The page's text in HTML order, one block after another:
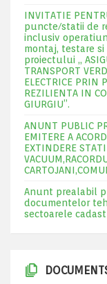
INVITATIE
puncte/statii de
inclusiv
montaj, testare
proiectului „
TRANSPORT
ELECTRICE PRIN
REZILIENTA IN
GIURGIU”.
ANUNT PUBLIC
EMITERE A
EXTINDERE
Anunt prealabil
documentelor
sectoarele